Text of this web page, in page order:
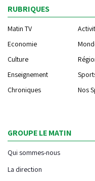
RUBRIQUES
Matin TV
Economie
Culture
Enseignement
Chroniques
Nos
GROUPE LE MATIN
Qui sommes-nous
La direction